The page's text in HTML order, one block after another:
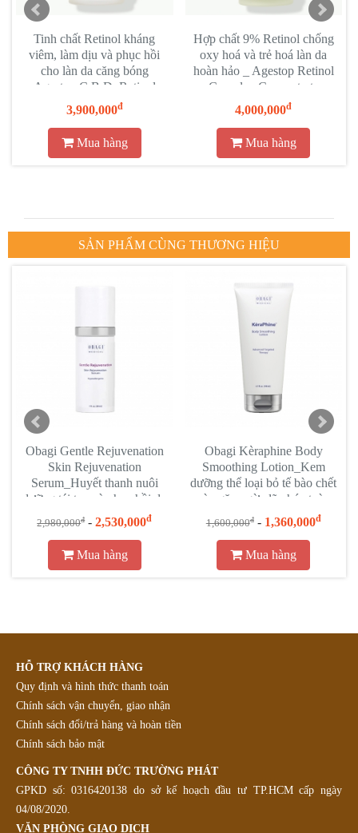
Tinh chất Retinol kháng
viêm, làm dịu và phục hồi
cho làn da căng bóng
Agestop C.B.D. Retinol
Glow Elixir
3,900,000đ
Mua hàng
Hợp chất 9% Retinol chống
oxy hoá và trẻ hoá làn da
hoàn hảo _ Agestop Retinol
Complex Concentrate
4,000,000đ
Mua hàng
SẢN PHẨM CÙNG THƯƠNG HIỆU
Obagi Gentle Rejuvenation
Skin Rejuvenation
Serum_Huyết thanh nuôi
dưỡng tái tạo và phục hồi da
2,980,000đ-2,530,000đ
Mua hàng
Obagi Kèraphine Body
Smoothing Lotion_Kem
dưỡng thể loại bỏ tế bào chết
và ngăn ngừa lão hóa toàn
thân
1,600,000đ- 1,360,000đ
Mua hàng
HỖ TRỢ KHÁCH HÀNG
Quy định và hình thức thanh toán
Chính sách vận chuyển, giao nhận
Chính sách đổi/trả hàng và hoàn tiền
Chính sách bảo mật
CÔNG TY TNHH ĐỨC TRƯỜNG PHÁT
GPKD số: 0316420138 do sở kế hoạch đầu tư TP.HCM cấp ngày
04/08/2020.
VĂN PHÒNG GIAO DỊCH